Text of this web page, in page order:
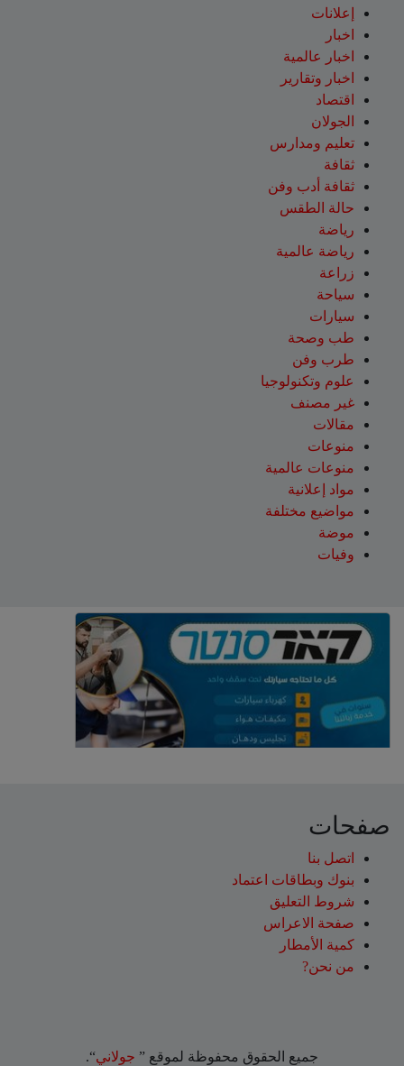
إعلانات
اخبار
اخبار عالمية
اخبار وتقارير
اقتصاد
الجولان
تعليم ومدارس
ثقافة
ثقافة أدب وفن
حالة الطقس
رياضة
رياضة عالمية
زراعة
سياحة
سيارات
طب وصحة
طرب وفن
علوم وتكنولوجيا
غير مصنف
مقالات
منوعات
منوعات عالمية
مواد إعلانية
مواضيع مختلفة
موضة
وفيات
صفحات
اتصل بنا
بنوك وبطاقات اعتماد
شروط التعليق‎
صفحة الاعراس
كمية الأمطار
من نحن?
جميع الحقوق محفوظة لموقع ” جولاني“.